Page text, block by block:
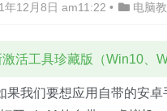
年12月8日 am11:22 • 电脑
活工具珍藏版（Win10、
果我们要想应用自带的安